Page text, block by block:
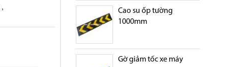
,
Cao su ốp tường
1000mm
Gờ giảm tốc xe máy